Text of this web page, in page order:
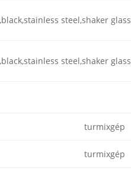
steel,shaker glass
steel,shaker glass
turmixgép
turmixgép